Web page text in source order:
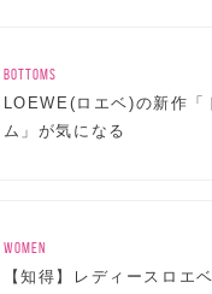
BOTTOMS
LOEWE(ロエベ)の新作「
ム」が気になる
WOMEN
【知得】レディースロエ